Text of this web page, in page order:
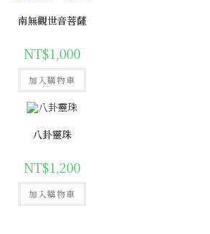
南無觀世音菩薩
NT$1,000
加入購物車
八卦靈珠
NT$1,200
加入購物車